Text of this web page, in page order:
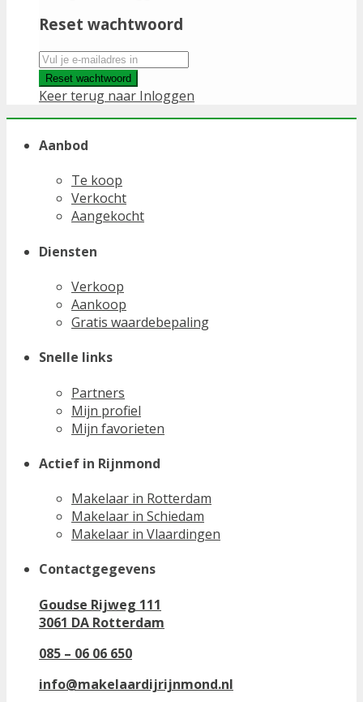
Reset wachtwoord
Reset wachtwoord
Keer terug naar Inloggen
Aanbod
Te koop
Verkocht
Aangekocht
Diensten
Verkoop
Aankoop
Gratis waardebepaling
Snelle links
Partners
Mijn profiel
Mijn favorieten
Actief in Rijnmond
Makelaar in Rotterdam
Makelaar in Schiedam
Makelaar in Vlaardingen
Contactgegevens
Goudse Rijweg 111
3061 DA Rotterdam
085 – 06 06 650
info@makelaardijrijnmond.nl